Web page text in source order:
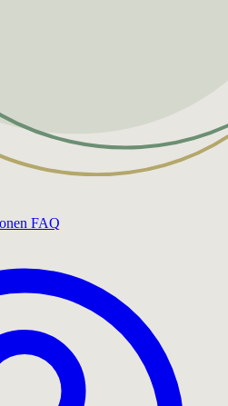
FAQ